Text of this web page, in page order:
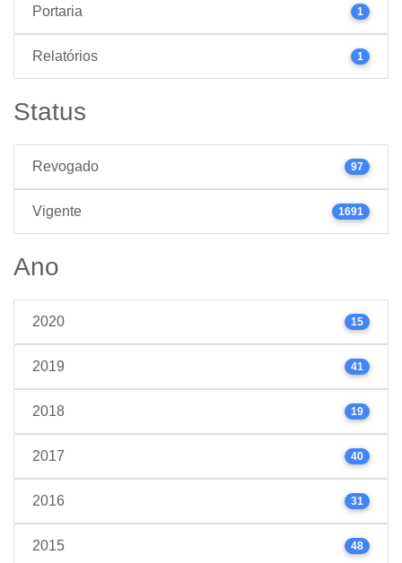
Portaria 1
Relatórios 1
Status
Revogado 97
Vigente 1691
Ano
2020 15
2019 41
2018 19
2017 40
2016 31
2015 48